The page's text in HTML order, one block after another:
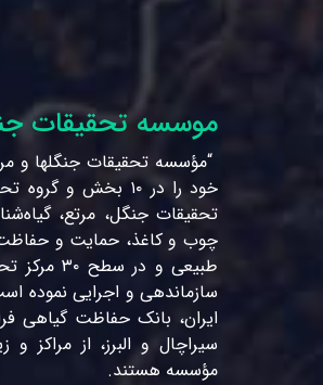
موسسه تحقیقات
“مؤسسه تحقیقات جنگلها و
تحقیقات جنگل، مرتع،
چوب و کاغذ، حمایت و
سازماندهی و اجرایی نموده
ایران، بانک حفاظت گیاهی
سیراچال و البرز، از مراکز
مؤسسه هستند.